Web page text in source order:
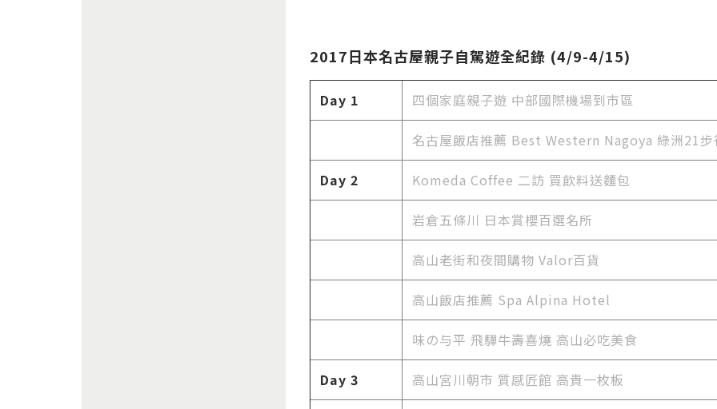
2017日本名古屋親子自駕遊全紀錄 (4/9-4/15)
Day 1 四個家庭親子遊 中部國際機場到市區
名古屋飯店推薦 Best Western Nagoya 綠洲21步
Day 2 Komeda Coffee 二訪 買飲料送麵包
岩倉五條川 日本賞櫻百選名所
高山老街和夜間購物 Valor百貨
高山飯店推薦 Spa Alpina Hotel
味の与平 飛驒牛壽喜燒 高山必吃美食
Day 3 高山宮川朝市 質感匠館 高貴一枚板